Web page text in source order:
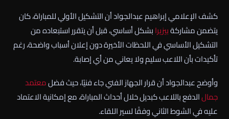
كشف الإعلامي إبراهيم عبدالجواد أن التشكيل الأولي للمباراة، كان
يتضمن مشاركةبيزيرابشكل أساسي، قبل أن يتقرر استبعاده من
التشكيل الأساسي في اللحظات الأخيرة دون إعلان أسباب واضحة، رغم
تأكيدات بأن اللاعب سليم ولا يعاني من أي إصابة.
وأوضح عبدالجواد أن قرار الجهاز الفني جاء فنيًا، حيث فضلمعتمد
جمالالدفع باللاعب كبديل خلال أحداث المباراة، مع إمكانية الاعتماد
عليه في الشوط الثاني وفقًا لسير اللقاء.